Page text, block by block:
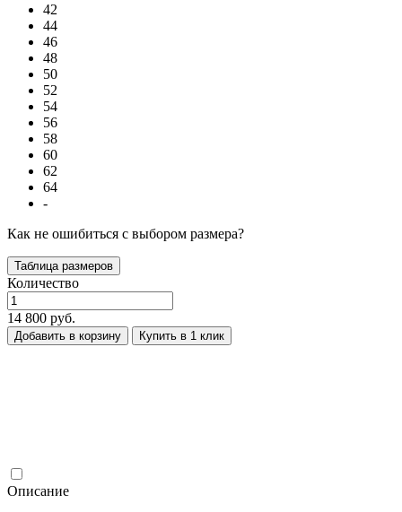
42
44
46
48
50
52
54
56
58
60
62
64
-
Как не ошибиться с выбором размера?
Таблица размеров
Количество
14 800 руб.
Добавить в корзину Купить в 1 клик
Описание